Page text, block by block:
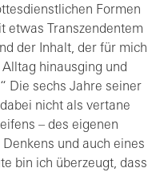
Formen
etwas Transzendentem
der Inhalt, der für mich
hinausging und
Die sechs Jahre seiner
nicht als vertane
– des eigenen
und auch eines
bin ich überzeugt, dass